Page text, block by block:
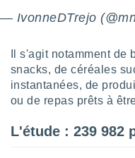
que
la
sur le
ne
— IvonneDTrejo
Il s'agit notamment
snacks, de céréales
instantanées, de
ou de repas prêts à
L'étude : 239 982